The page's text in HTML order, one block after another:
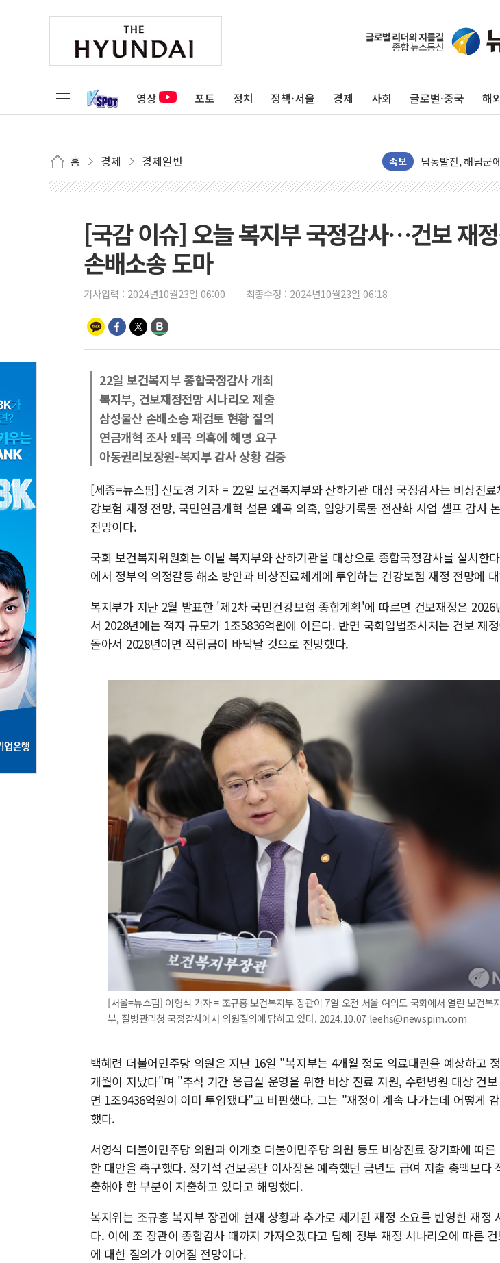
영상 포토 정치 정책·서울 경제 사회 글로벌·중국 해
홈 경제 경제일반 속보
[사진] 빈살만과
이란와이어 "이란
[인도증시] 중동
황희 '폐버스 청년
사우디·튀르키예
신길동 신축도 3.3
[베트남 증시] 유
'찜통더위'에 전력
"文정부 악몽 재
[국감 이슈] 오늘 복지부 국정감사…건보 재
손배소송 도마
기사입력 : 2024년10월23일 06:00 최종수정 : 2024년10월23일 06:18
22일 보건복지부 종합국정감사 개최
복지부, 건보재정전망 시나리오 제출
삼성물산 손배소송 재검토 현황 질의
연금개혁 조사 왜곡 의혹에 해명 요구
아동권리보장원-복지부 감사 상황 검증
[세종=뉴스핌] 신도경 기자 = 22일 보건복지부와 산하기관 대상 국정감사는 비상진
강보험 재정 전망, 국민연금개혁 설문 왜곡 의혹, 입양기록물 전산화 사업 셀프 감사
전망이다.
국회 보건복지위원회는 이날 복지부와 산하기관을 대상으로 종합국정감사를 실시한
에서 정부의 의정갈등 해소 방안과 비상진료체계에 투입하는 건강보험 재정 전망에
복지부가 지난 2월 발표한 '제2차 국민건강보험 종합계획'에 따르면 건보재정은 2026
서 2028년에는 적자 규모가 1조5836억원에 이른다. 반면 국회입법조사처는 건보 재
돌아서 2028년이면 적립금이 바닥날 것으로 전망했다.
[서울=뉴스핌] 이형석 기자 = 조규홍 보건복지부 장관이 7일 오전 서울 여의도 국회에서 열린 보건복
부, 질병관리청 국정감사에서 의원질의에 답하고 있다. 2024.10.07 leehs@newspim.com
백혜련 더불어민주당 의원은 지난 16일 "복지부는 4개월 정도 의료대란을 예상하고
개월이 지났다"며 "추석 기간 응급실 운영을 위한 비상 진료 지원, 수련병원 대상 건
면 1조9436억원이 이미 투입됐다"고 비판했다. 그는 "재정이 계속 나가는데 어떻게
했다.
서영석 더불어민주당 의원과 이개호 더불어민주당 의원 등도 비상진료 장기화에 따
한 대안을 촉구했다. 정기석 건보공단 이사장은 예측했던 금년도 급여 지출 총액보다
출해야 할 부분이 지출하고 있다고 해명했다.
복지위는 조규홍 복지부 장관에 현재 상황과 추가로 제기된 재정 소요를 반영한 재정
다. 이에 조 장관이 종합감사 때까지 가져오겠다고 답해 정부 재정 시나리오에 따른
에 대한 질의가 이어질 전망이다.